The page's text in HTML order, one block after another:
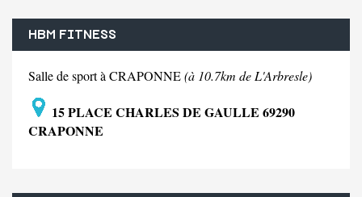
HBM FITNESS
Salle de sport à CRAPONNE(à 10.7km de L'Arbresle)
15 PLACE CHARLES DE GAULLE 69290
CRAPONNE